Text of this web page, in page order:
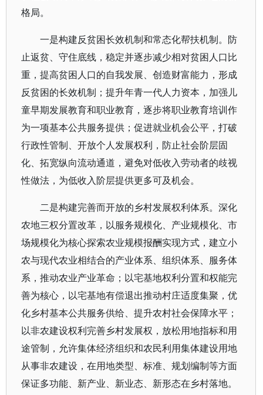
格局。
一是构建反贫困长效机制和常态化帮扶机制。防
止返贫、守住底线，稳定并逐步减少相对贫困人口比
重，提高贫困人口的自我发展、创造财富能力，形成
反贫困的长效机制；提升年青一代人力资本，加强儿
童早期发展教育和职业教育，逐步将职业教育培训作
为一项基本公共服务提供；促进就业机会公平，打破
行政性管制、开放个人发展权利，防止社会阶层固
化、拓宽纵向流动通道，避免对低收入劳动者的歧视
性做法，为低收入阶层提供更多可及机会。
二是构建完善而开放的乡村发展权利体系。深化
农地三权分置改革，以服务规模化、产业规模化、市
场规模化为核心探索农业规模报酬实现方式，建立小
农与现代农业相结合的产业体系、组织体系、服务体
系，推动农业产业革命；以宅基地权利分置和权能完
善为核心，以宅基地有偿退出推动村庄适度集聚，优
化乡村基本公共服务供给、提升农村社会保障水平；
以非农建设权利完善乡村发展权，放松用地指标和用
途管制，允许集体经济组织和农民利用集体建设用地
从事非农建设，在用地类型、标准、规划编制等方面
保证多功能、新产业、新业态、新形态在乡村落地。